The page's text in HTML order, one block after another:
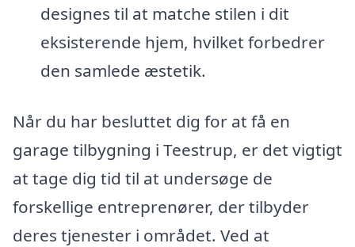
designes til at matche stilen i dit
eksisterende hjem, hvilket forbedrer
den samlede æstetik.
Når du har besluttet dig for at få en
garage tilbygning i Teestrup, er det vigtigt
at tage dig tid til at undersøge de
forskellige entreprenører, der tilbyder
deres tjenester i området. Ved at